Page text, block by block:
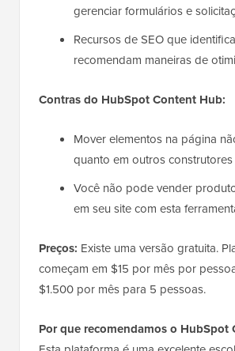
gerenciar formulários e
Recursos de SEO que
recomendam maneiras de
Contras do HubSpot Content Hub:
Mover elementos na página
quanto em outros
Você não pode vender
em seu site com esta
Preços: Existe uma versão gratuita.
começam em $15 por mês por
$1.500 por mês para 5 pessoas.
Por que recomendamos o HubSpot